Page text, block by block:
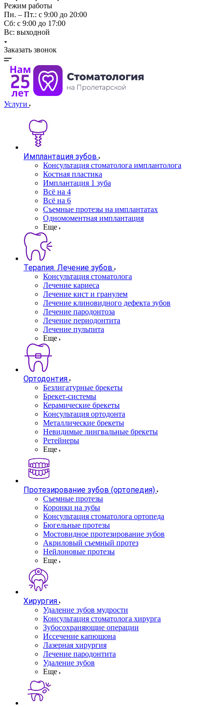
Режим работы
Пн. – Пт.: с 9:00 до 20:00
Cб: с 9:00 до 17:00
Вс: выходной
Заказать звонок
Услуги
Имплантация зубов
Консультация стоматолога имплантолога
Костная пластика
Имплантация 1 зуба
Всё на 4
Всё на 6
Съемные протезы на имплантатах
Одномоментная имплантация
Еще
Терапия. Лечение зубов
Консультация стоматолога
Лечение кариеса
Лечение кист и гранулем
Лечение клиновидного дефекта зубов
Лечение пародонтоза
Лечение периодонтита
Лечение пульпита
Еще
Ортодонтия
Безлигатурные брекеты
Брекет-системы
Керамические брекеты
Консультация ортодонта
Металлические брекеты
Невидимые лингвальные брекеты
Ретейнеры
Еще
Протезирование зубов (ортопедия)
Съемные протезы
Коронки на зубы
Консультация стоматолога ортопеда
Бюгельные протезы
Мостовидное протезирование зубов
Акриловый съемный протез
Нейлоновые протезы
Еще
Хирургия
Удаление зубов мудрости
Консультация стоматолога хирурга
Зубосохраняющие операции
Иссечение капюшона
Лазерная хирургия
Лечение пародонтита
Удаление зубов
Еще